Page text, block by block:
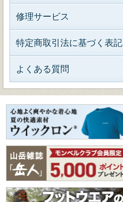
修理サービス
特定商取引法に基づく表記
よくある質問